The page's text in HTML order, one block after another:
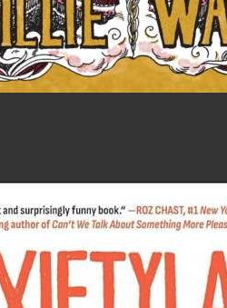
- Tillie Walden